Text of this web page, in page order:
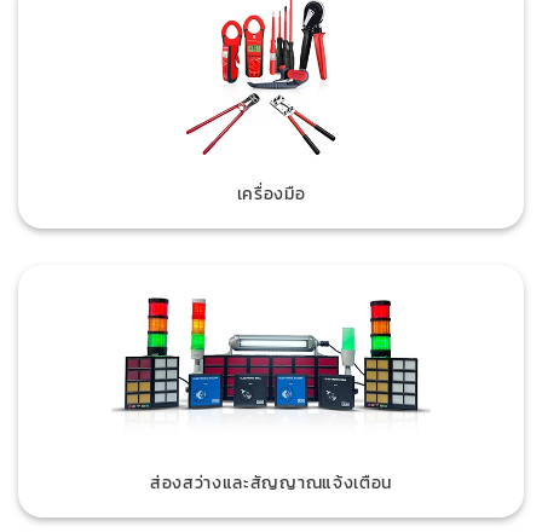
เครื่องมือ
ส่องสว่างและสัญญาณแจ้งเตือน